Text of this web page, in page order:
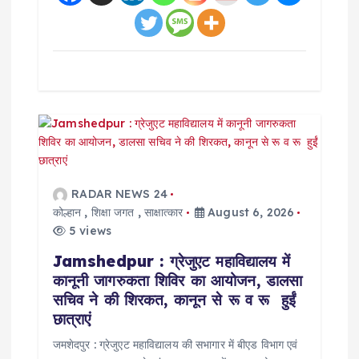
RADAR NEWS 24
कोल्हान , शिक्षा जगत , साक्षात्कार
August 6, 2026
5 views
Jamshedpur : ग्रेजुएट महाविद्यालय में
कानूनी जागरुकता शिविर का आयोजन, डालसा
सचिव ने की शिरकत, कानून से रू व रू हुईं
छात्राएं
जमशेदपुर : ग्रेजुएट महाविद्यालय की सभागार में बीएड विभाग एवं